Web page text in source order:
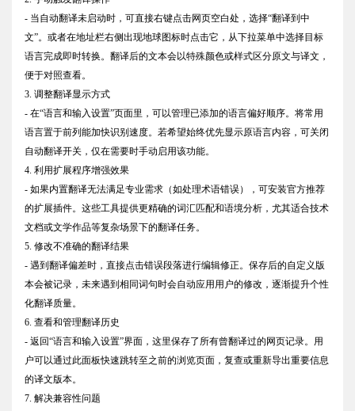
- 当自动翻译未启动时，可直接右键点击网页空白处，选择“翻译到中
文”。或者在地址栏右侧出现地球图标时点击它，从下拉菜单中选择目标
语言完成即时转换。翻译后的文本会以特殊颜色或样式区分原文与译文，
便于对照查看。
3. 调整翻译显示方式
- 在“语言和输入设置”页面里，可以管理已添加的语言偏好顺序。将常用
语言置于前列能加快识别速度。若希望始终优先显示原语言内容，可关闭
自动翻译开关，仅在需要时手动启用该功能。
4. 利用扩展程序增强效果
- 如果内置翻译无法满足专业需求（如处理术语错误），可安装官方推荐
的扩展插件。这些工具提供更精确的词汇匹配和语境分析，尤其适合技术
文档或文学作品等复杂场景下的翻译任务。
5. 修改不准确的翻译结果
- 遇到翻译偏差时，直接点击错误段落进行编辑修正。保存后的自定义版
本会被记录，未来遇到相同词句时会自动应用用户的修改，逐渐提升个性
化翻译质量。
6. 查看和管理翻译历史
- 返回“语言和输入设置”界面，这里保存了所有曾翻译过的网页记录。用
户可以通过此面板快速跳转至之前的浏览页面，复查或重新导出重要信息
的译文版本。
7. 解决兼容性问题